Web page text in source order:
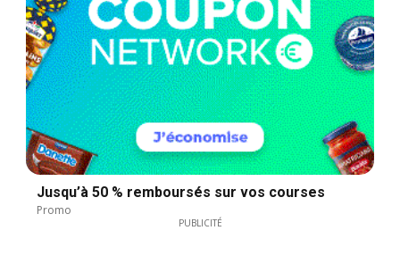
Jusqu’à 50 % remboursés sur vos courses
Promo
PUBLICITÉ